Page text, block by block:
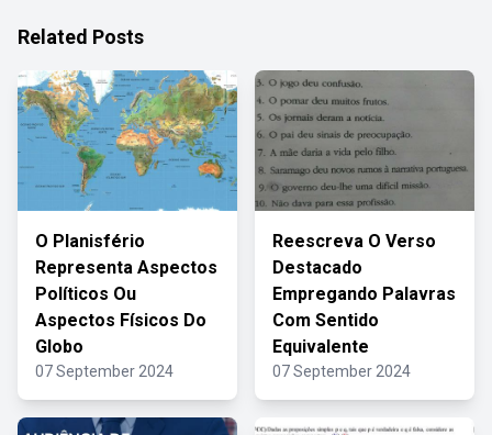
Related Posts
O Planisfério
Representa Aspectos
Políticos Ou
Aspectos Físicos Do
Globo
07 September 2024
Reescreva O Verso
Destacado
Empregando Palavras
Com Sentido
Equivalente
07 September 2024